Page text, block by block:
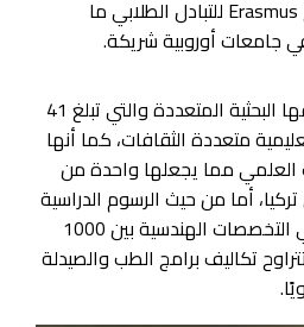
خلال مشاركتها في برنامج Erasmus للتبادل الطلابي ما
جامعات أوروبية شريكة.
تتميز جامعة أنقرة بمرافقها البحثية المتعددة والتي تبلغ 41
متعددة الثقافات، كما أنها
العلمي مما يجعلها واحدة من
أما من حيث الرسوم الدراسية
فتتراوح تكاليف البرامج في التخصصات الهندسية بين 1000
تتراوح تكاليف برامج الطب والصيدلة